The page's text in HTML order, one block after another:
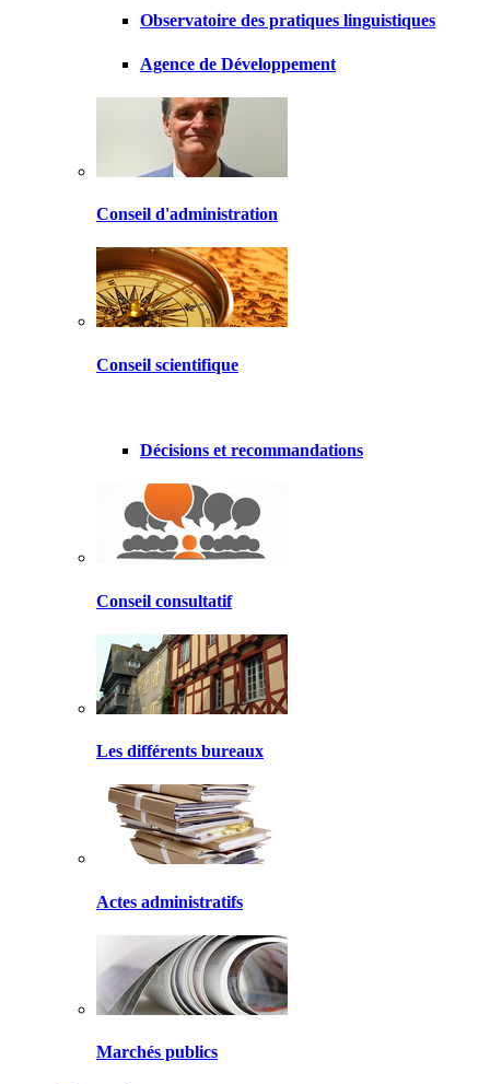
Observatoire des pratiques linguistiques
Agence de Développement
Conseil d'administration
Conseil scientifique
Décisions et recommandations
Conseil consultatif
Les différents bureaux
Actes administratifs
Marchés publics